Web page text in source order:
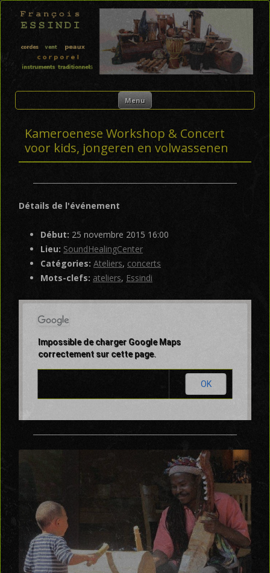
FRANÇOIS ESSINDI
Menu Skip to content
Kameroenese Workshop & Concert
voor kids, jongeren en volwassenen
Détails de l'événement
Début: 25 novembre 2015 16:00
Lieu: SoundHealingCenter
Catégories: Ateliers, concerts
Mots-clefs: ateliers, Essindi
Impossible de charger Google Maps
correctement sur cette page.
OK